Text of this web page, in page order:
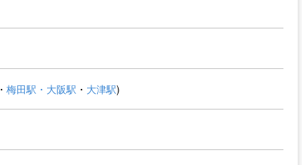
・ 梅田駅・大阪駅 ・ 大津駅)